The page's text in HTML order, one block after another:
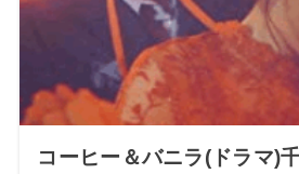
コーヒー＆バニラ(ドラマ)